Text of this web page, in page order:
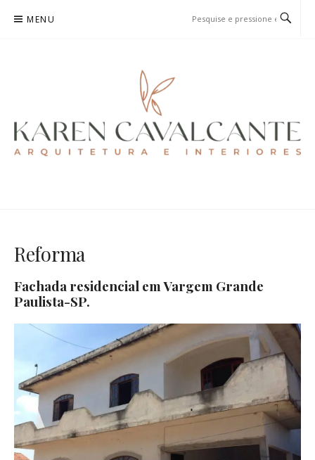
para
MENU
Reforma
Fachada residencial em Vargem Grande
Paulista-SP.